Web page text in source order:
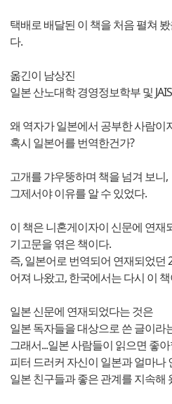
택배로 배달된 이 책을 처음 펼쳐
다.
옮긴이 남상진
일본 산노대학 경영정보학부 및
왜 역자가 일본에서 공부한 사람이
혹시 일본어를 번역한건가?
고개를 갸우뚱하며 책을 넘겨 보니,
그제서야 이유를 알 수 있었다.
이 책은 니혼게이자이 신문에 연재
기고문을 엮은 책이다.
즉, 일본어로 번역되어 연재되었던
어져 나왔고, 한국에서는 다시 이
일본 신문에 연재되었다는 것은
일본 독자들을 대상으로 쓴 글이라
그래서...일본 사람들이 읽으면 좋
피터 드러커 자신이 일본과 얼마나
일본 친구들과 좋은 관계를 지속해